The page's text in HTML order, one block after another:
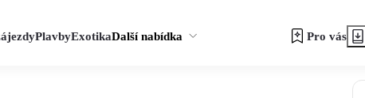
PlavbyExotikaDalší nabídka Pro vás